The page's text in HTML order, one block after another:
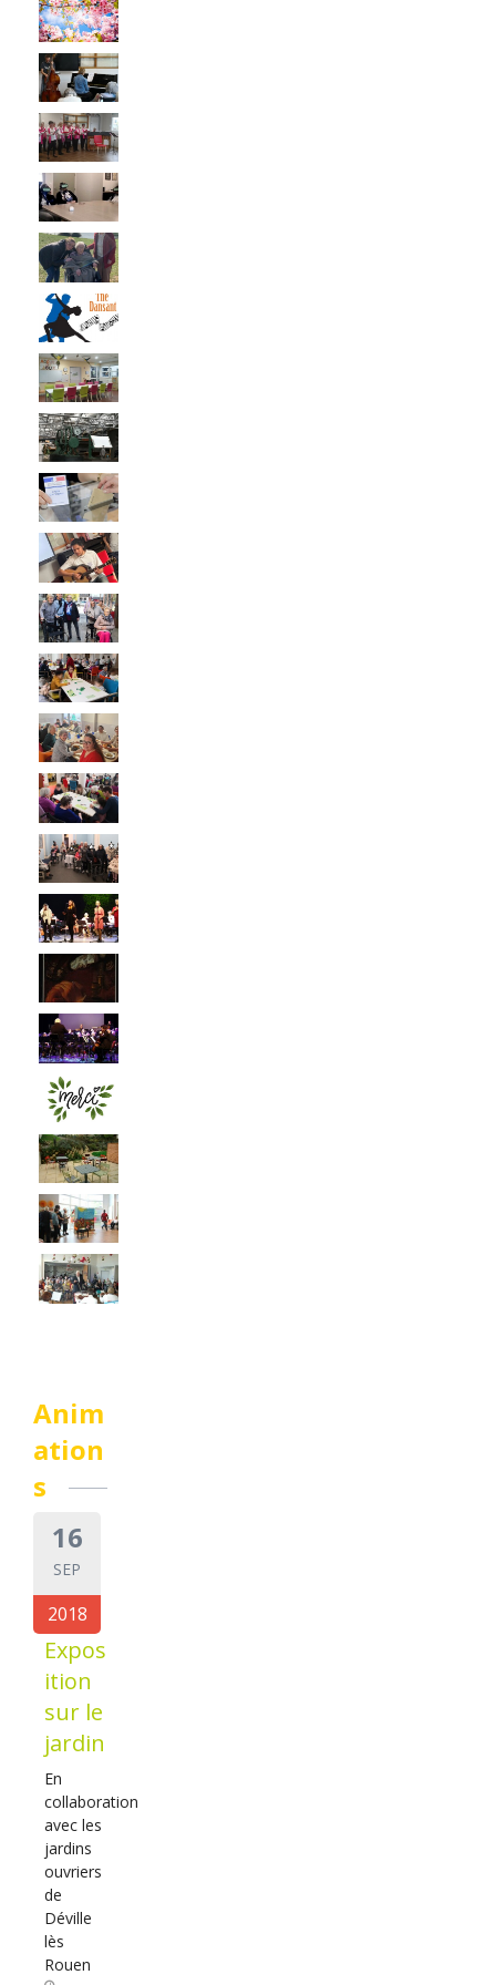
Anim
ation
s
16
SEP
2018
Expos
ition
sur le
jardin
En
collaboration
avec les
jardins
ouvriers
de
Déville
lès
Rouen